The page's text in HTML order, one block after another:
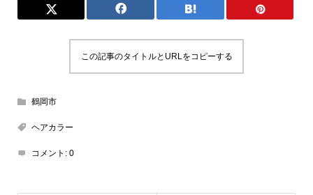
この記事のタイトルとURLをコピーする
鶴岡市
ヘアカラー
コメント: 0